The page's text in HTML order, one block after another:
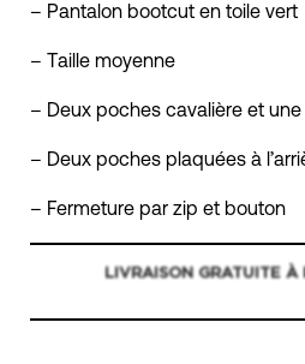
– Pantalon bootcut en toile vert
– Taille moyenne
– Deux poches cavalière et
– Deux poches plaquées à
– Fermeture par zip et bouton
LIVRAISON GRATUITE À